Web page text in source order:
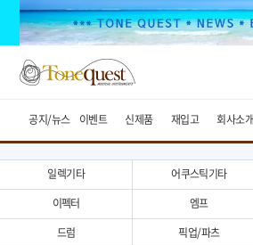
공지/뉴스 이벤트 신제품 재입고 회사소개
일렉기타 어쿠스틱기타
이펙터
엠프
드럼
픽업/파츠